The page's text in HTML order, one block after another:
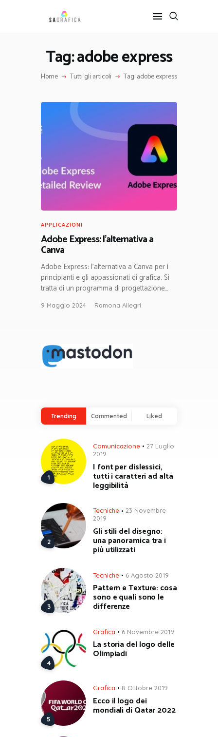
Tag: adobe express
Home Tutti gli articoli Tag: adobe express
HOME
GRAFICA
INTERIOR DESIGN
SERVIZI
CONTATTI
APPLICAZIONI
Adobe Express: l’alternativa a
Canva
Adobe Express: l’alternativa a Canva per i
principianti e gli appassionati di grafica. Si
tratta di un programma di progettazione…
9 Maggio 2024 Ramona Allegri
Trending Commented Liked
Comunicazione
27 Luglio
2019
I font per dislessici,
tutti i caratteri ad alta
leggibilità
Tecniche
23 Novembre
2019
Gli stili del disegno:
una panoramica tra i
più utilizzati
Tecniche 6 Agosto 2019
Pattern e Texture: cosa
sono e quali sono le
differenze
Grafica 6 Novembre 2019
La storia del logo delle
Olimpiadi
Grafica 8 Ottobre 2019
Ecco il logo dei
mondiali di Qatar 2022